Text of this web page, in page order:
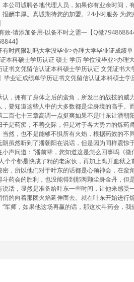
公司诚聘各地代理人员，如果你有业余时间，
酬丰厚。真诚期待您的加盟。24小时服务 为
效-请添加备用-以备不时之需—【Q微794868844
】
有时间限制吗大学没毕业>办理大学毕业证成绩
本科硕士学历认证 硕士 学历 学位没毕业>办理
证书文凭留信认证本科硕士学历认证 文凭证书
毕业证成绩单学历证书文凭留信认证本科硕士学
认，拥有了身体之后的蛮角，所发出的战技的威
，要知道这些人中的大多数都是尘身境的高手。
二百七十三章高调一点挺爽如果不是叶东让潘朝
子是药痴，不善交际，但是对于各大势力的炼药
当然，也不是能够不惧所有火焰，根据药效的不
朗虽然听到了潘朝阳在说话，但是因为同样震惊
小声问道：“潘前辈，您知道这是怎么回事吗《
个个都是快成了精的老家伙，再加上离开血狱
密，所以他们对于叶东的话都是心领神会，在蛮
药会的胜利，也没能得到那两颗尘身金丹，但
说话，显然是准备给叶东一些时间，让他来感受
悄的向着那团火焰延伸而去。就在叶东开始进行
“军师，如果他这场再赢的话，那这次斗药会，